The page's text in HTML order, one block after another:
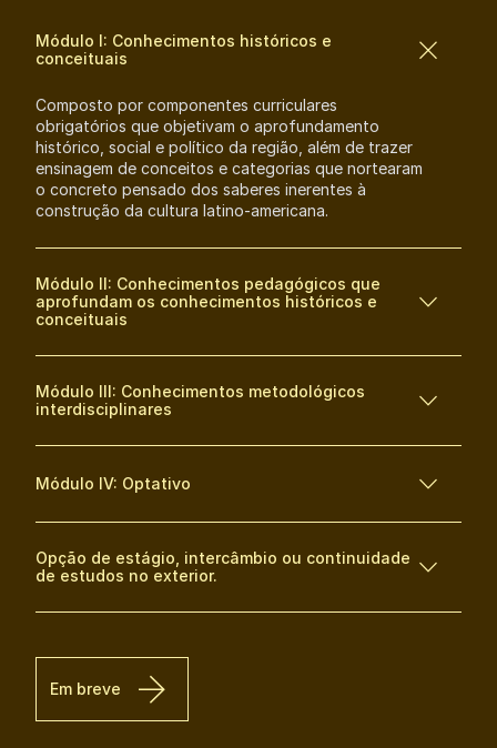
Módulo I: Conhecimentos históricos e
conceituais
Composto por componentes curriculares
obrigatórios que objetivam o aprofundamento
histórico, social e político da região, além de trazer
ensinagem de conceitos e categorias que nortearam
o concreto pensado dos saberes inerentes à
construção da cultura latino-americana.
Módulo II: Conhecimentos pedagógicos que
aprofundam os conhecimentos históricos e
conceituais
Módulo III: Conhecimentos metodológicos
interdisciplinares
Módulo IV: Optativo
Opção de estágio, intercâmbio ou continuidade
de estudos no exterior.
Em breve